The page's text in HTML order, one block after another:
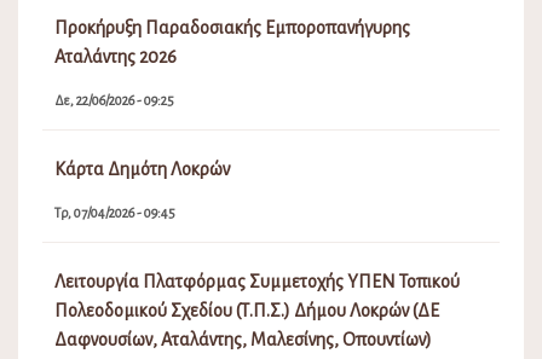
Προκήρυξη Παραδοσιακής Εμποροπανήγυρης
Αταλάντης 2026
Δε, 22/06/2026 - 09:25
Κάρτα Δημότη Λοκρών
Τρ, 07/04/2026 - 09:45
Λειτουργία Πλατφόρμας Συμμετοχής ΥΠΕΝ Τοπικού
Πολεοδομικού Σχεδίου (Τ.Π.Σ.) Δήμου Λοκρών (ΔΕ
Δαφνουσίων, Αταλάντης, Μαλεσίνης, Οπουντίων)